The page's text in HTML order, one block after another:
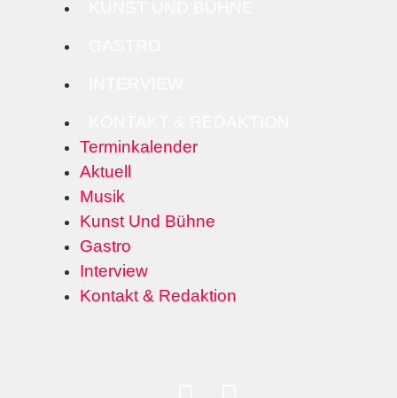
Terminkalender
Aktuell
Musik
Kunst Und Bühne
Gastro
Interview
Kontakt & Redaktion